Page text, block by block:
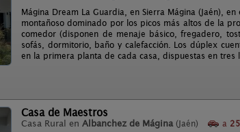
Mágina Dream La Guardia, en Sierra Mágina (Jaén),
montañoso dominado por los picos más altos de la
comedor (disponen de menaje básico, fregadero,
sofás, dormitorio, baño y calefacción. Los dúplex
en la primera planta de cada casa, dispuestas en tres
Casa de Maestros
Casa Rural en Albanchez de Mágina (Jaén) a